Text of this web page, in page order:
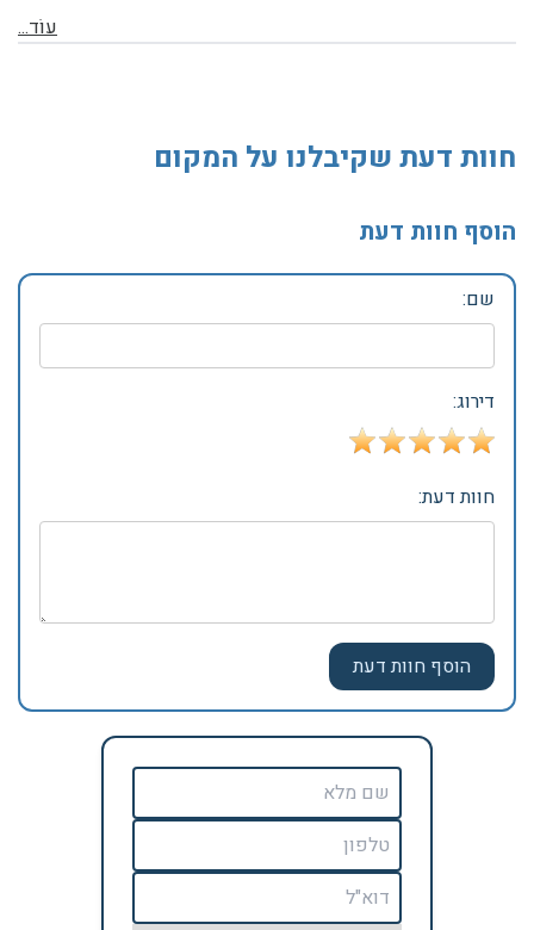
עוֹד...
חוות דעת שקיבלנו על המקום
הוסף חוות דעת
שם:
דירוג:
חוות דעת: